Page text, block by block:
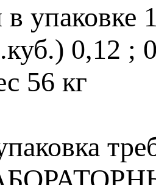
упаковке
0,12 ;
56 кг